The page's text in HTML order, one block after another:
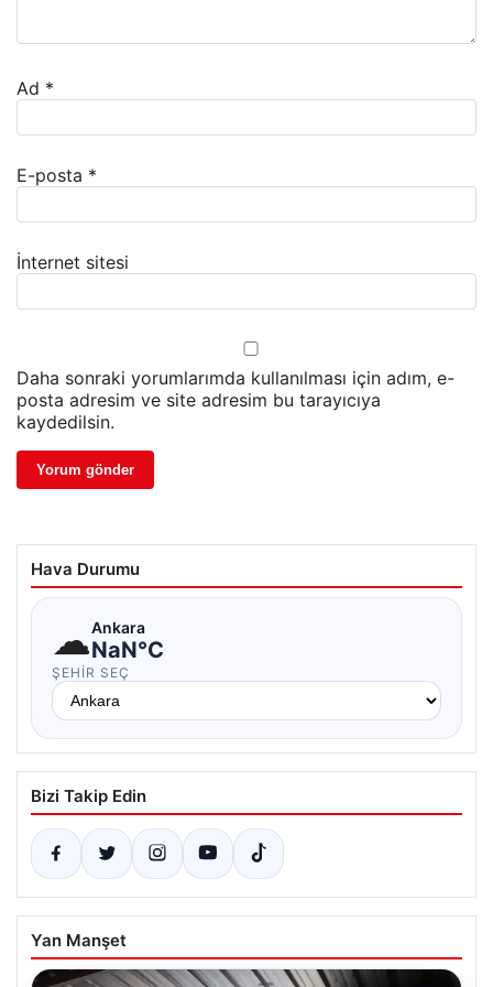
Ad *
E-posta *
İnternet sitesi
Daha sonraki yorumlarımda kullanılması için adım, e-
posta adresim ve site adresim bu tarayıcıya
kaydedilsin.
Hava Durumu
☁Ankara
NaN°C
ŞEHIR SEÇ
Bizi Takip Edin
Yan Manşet